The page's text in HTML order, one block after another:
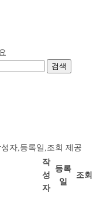
검색
자,등록일,조회 제공
작
성
자
등록
일
조회